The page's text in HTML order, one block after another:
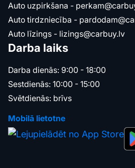
Auto uzpirkšana -
Auto tirdzniecība -
Auto līzings - lizings@carbuy.lv
Darba laiks
Darba dienās: 9:00 - 18:00
Sestdienās: 10:00 - 15:00
Svētdienās: brīvs
Mobilā lietotne